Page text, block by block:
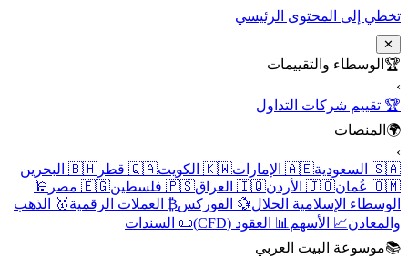
تخطي إلى المحتوى الرئيسي
✕
🏆 الوسطاء والتقييمات
›
🏆 تقييم شركات التداول
🌍 المنصات
›
🇸🇦 السعودية
🇦🇪 الإمارات 🇰🇼 الكويت 🇶🇦 قطر
🇧🇭 البحرين
🇴🇲 عُمان
🇯🇴 الأردن 🇮🇶 العراق 🇵🇸 فلسطين 🇪🇬 مصر
🕌
الوسطاء الإسلامية الحلال💱 الفوركس₿ العملات الرقمية🥇 الذهب
والمعادن📈 الأسهم 📊 العقود (CFD)
📜 السندات
📚موسوعة البيت العربي